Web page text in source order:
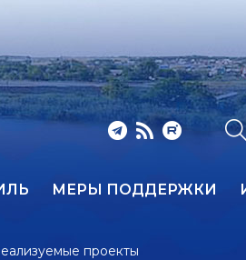
МЕРЫ ПОДДЕРЖКИ
проекты